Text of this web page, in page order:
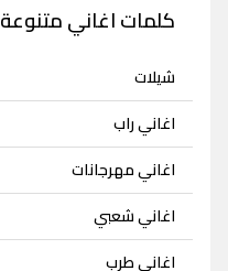
كلمات اغاني متنوعة
شيلات
اغاني راب
اغاني مهرجانات
اغاني شعبي
اغاني طرب